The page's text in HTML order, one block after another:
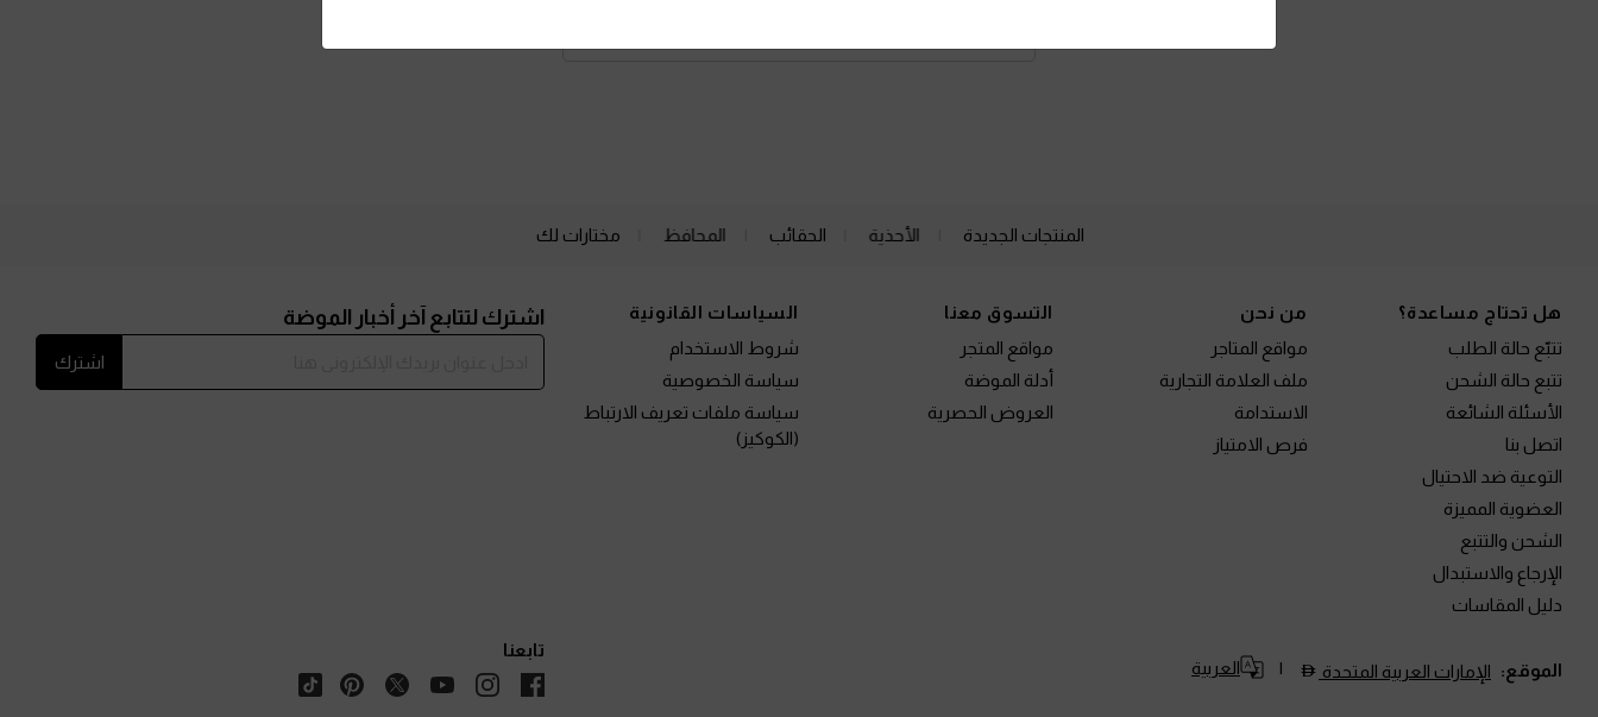
المنتجات الجديدة الأحذية الحقائب المحافظ مختارات لك
هل تحتاج مساعدة؟
تتبّع حالة الطلب
تتبع حالة الشحن
الأسئلة الشائعة
اتصل بنا
التوعية ضد الاحتيال
العضوية المميزة
الشحن والتتبع
الإرجاع والاستبدال
دليل المقاسات
من نحن
مواقع المتاجر
ملف العلامة التجارية
الاستدامة
فرص الامتياز
التسوق معنا
مواقع المتجر
أدلة الموضة
العروض الحصرية
السياسات القانونية
شروط الاستخدام
سياسة الخصوصية
سياسة ملفات تعريف الارتباط
(الكوكيز)
اشترك لتتابع آخر أخبار الموضة
اشترك
الموقع: الإمارات العربية المتحدة العربية
تابعنا